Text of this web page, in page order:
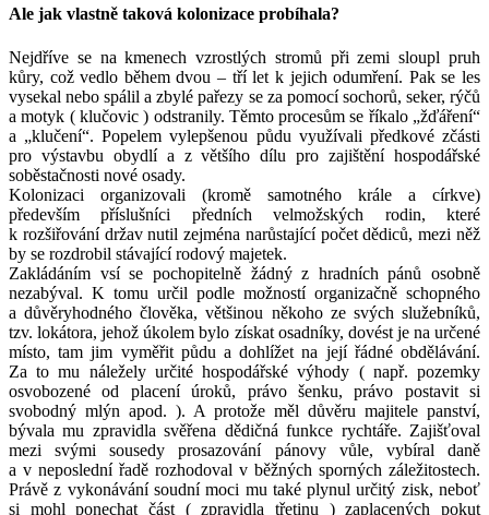
Ale jak vlastně taková kolonizace probíhala?
Nejdříve se na kmenech vzrostlých stromů při zemi sloupl pruh
kůry, což vedlo během dvou – tří let k jejich odumření. Pak se les
vysekal nebo spálil a zbylé pařezy se za pomocí sochorů, seker, rýčů
a motyk ( klučovic ) odstranily. Těmto procesům se říkalo „žďáření“
a „klučení“. Popelem vylepšenou půdu využívali předkové zčásti
pro výstavbu obydlí a z většího dílu pro zajištění hospodářské
soběstačnosti nové osady.
Kolonizaci organizovali (kromě samotného krále a církve)
především příslušníci předních velmožských rodin, které
k rozšiřování držav nutil zejména narůstající počet dědiců, mezi něž
by se rozdrobil stávající rodový majetek.
Zakládáním vsí se pochopitelně žádný z hradních pánů osobně
nezabýval. K tomu určil podle možností organizačně schopného
a důvěryhodného člověka, většinou někoho ze svých služebníků,
tzv. lokátora, jehož úkolem bylo získat osadníky, dovést je na určené
místo, tam jim vyměřit půdu a dohlížet na její řádné obdělávání.
Za to mu náležely určité hospodářské výhody ( např. pozemky
osvobozené od placení úroků, právo šenku, právo postavit si
svobodný mlýn apod. ). A protože měl důvěru majitele panství,
bývala mu zpravidla svěřena dědičná funkce rychtáře. Zajišťoval
mezi svými sousedy prosazování pánovy vůle, vybíral daně
a v neposlední řadě rozhodoval v běžných sporných záležitostech.
Právě z vykonávání soudní moci mu také plynul určitý zisk, neboť
si mohl ponechat část ( zpravidla třetinu ) zaplacených pokut